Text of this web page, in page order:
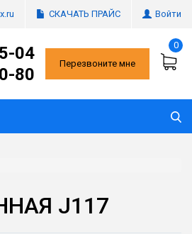
СКАЧАТЬ ПРАЙС Войти
04
80
Перезвоните мне
0
J117